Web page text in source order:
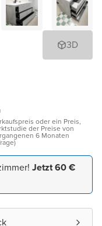
3D
oder ein Preis,
der Preise von
6 Monaten
Jetzt 60 €